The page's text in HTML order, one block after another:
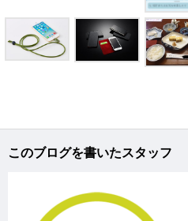
このブログを書いたスタッフ